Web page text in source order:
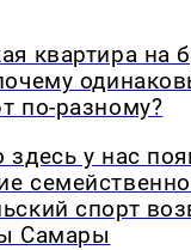
квартира на
по-разному?
здесь у нас
спорт
Самары